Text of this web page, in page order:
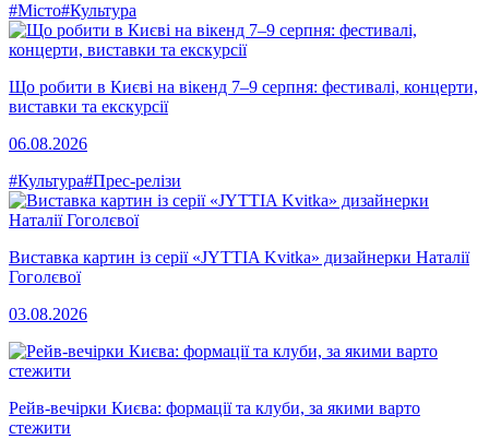
#Місто#Культура
Що робити в Києві на вікенд 7–9 серпня: фестивалі, концерти,
виставки та екскурсії
06.08.2026
#Культура#Прес-релізи
Виставка картин із серії «JYTTIA Kvitka» дизайнерки Наталії
Гоголєвої
03.08.2026
Рейв-вечірки Києва: формації та клуби, за якими варто
стежити